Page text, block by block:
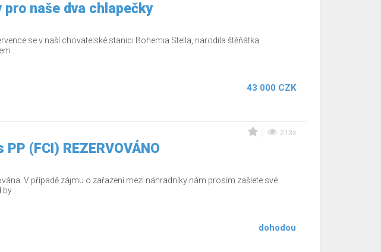
naše dva chlapečky
se v naší chovatelské stanici Bohemia Stella, narodila štěňátka.
...
43 000 CZK
213x
(FCI) REZERVOVÁNO
V případě zájmu o zařazení mezi náhradníky nám prosím zašlete své
dohodou